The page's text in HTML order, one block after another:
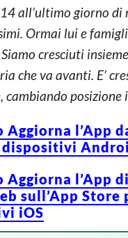
all’ultimo giorno di
Ormai lui e
cresciuti
che va avanti. E’
cambiando posizione
Aggiorna l’App
dispositivi
Aggiorna l’App di
sull’App Store
iOS